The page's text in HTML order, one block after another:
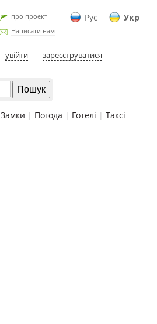
Рус Укр
про проект
Написати нам
увійти зареєструватися
Замки | Погода | Готелі | Таксі